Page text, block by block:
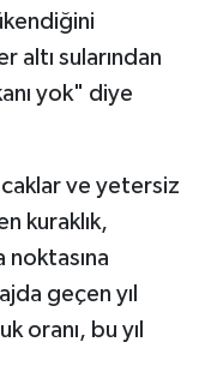
altı sularından
yok" diye
ve yetersiz
kuraklık,
noktasına
geçen yıl
oranı, bu yıl